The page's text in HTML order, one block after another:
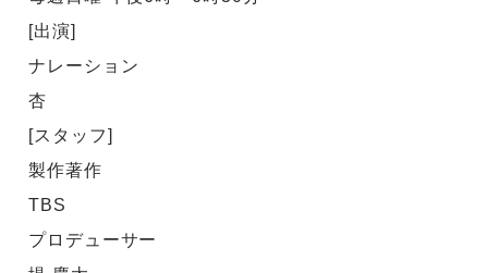
[出演]
ナレーション
杏
[スタッフ]
製作著作
TBS
プロデューサー